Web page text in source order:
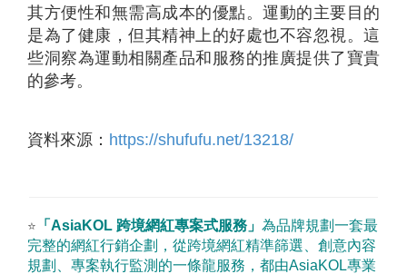
其方便性和無需高成本的優點。運動的主要目的
是為了健康，但其精神上的好處也不容忽視。這
些洞察為運動相關產品和服務的推廣提供了寶貴
的參考。
資料來源： https://shufufu.net/13218/
⭐ 「 AsiaKOL 跨境網紅專案式服務 」 為品牌規劃一套最
完整的網紅行銷企劃，從跨境網紅精準篩選、創意內容
規劃、專案執行監測的一條龍服務，都由AsiaKOL專業